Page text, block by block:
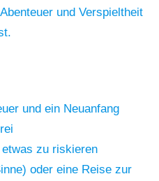
und Verspieltheit
und ein Neuanfang
zu riskieren
oder eine Reise zur